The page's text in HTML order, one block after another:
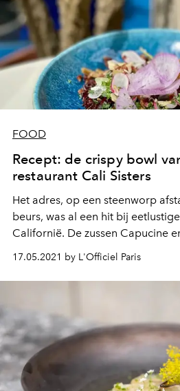
FOOD
Recept: de crispy bowl
restaurant Cali Sisters
Het adres, op een steenworp
beurs, was al een hit bij
Californië. De zussen Capucine
openen binnenkort Cali Uptown
arrondissement van de Franse
staat altijd vol met gezonde,
17.05.2021 by L'Officiel Paris